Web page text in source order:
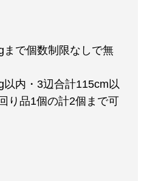
まで個数制限なしで無
内・3辺合計115cm以
り品1個の計2個まで可